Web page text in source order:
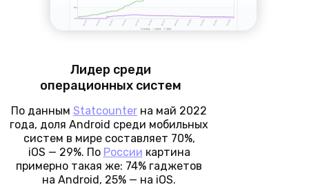
Лидер среди
операционных систем
По данным Statcounter на май 2022
года, доля Android среди мобильных
систем в мире составляет 70%,
iOS — 29%. По России картина
примерно такая же: 74% гаджетов
на Android, 25% — на iOS.